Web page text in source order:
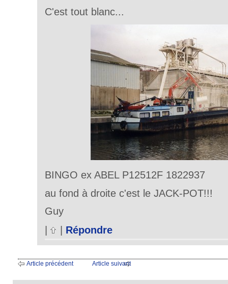
C'est tout blanc...
BINGO ex ABEL P12512F 1822937
au fond à droite c'est le JACK-POT!!!
Guy
|
Répondre
Article précédent Article suivant